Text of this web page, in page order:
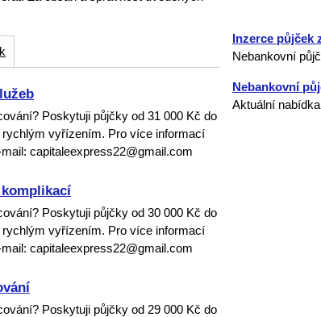
Poskytuji půjčky od 31 000 Kč do
vyřízením. Pro více informací
capitaleexpress22@gmail.com
Poskytuji půjčky od 30 000 Kč do
vyřízením. Pro více informací
capitaleexpress22@gmail.com
Poskytuji půjčky od 29 000 Kč do
Inzerce půjček
Nebankovní
Nebankovní
Aktuální